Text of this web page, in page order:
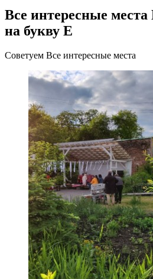
Все интересные места
на букву Е
Советуем Все интересные места